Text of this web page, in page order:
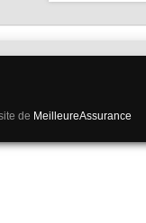
de MeilleureAssurance